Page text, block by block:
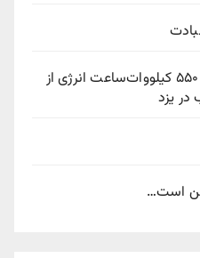
احصا دو میلیون و ۵۰۹ هزار و ۵۵۰ کیلووات‌ساعت انرژی از
یزد
است…